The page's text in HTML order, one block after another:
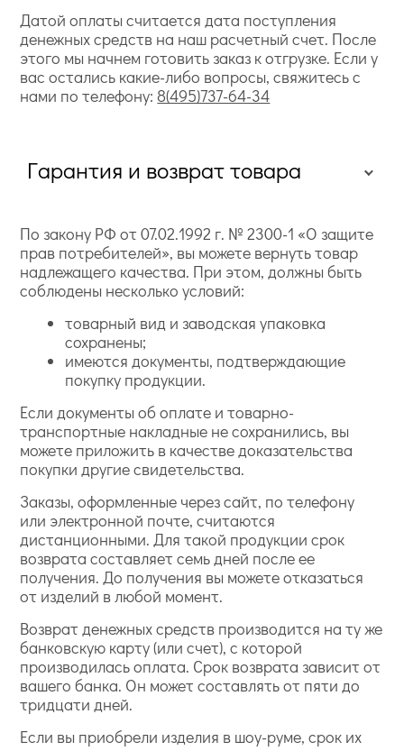
Датой оплаты считается дата поступления
денежных средств на наш расчетный счет. После
этого мы начнем готовить заказ к отгрузке. Если у
вас остались какие-либо вопросы, свяжитесь с
нами по телефону: 8(495)737-64-34
Гарантия и возврат товара
По закону РФ от 07.02.1992 г. № 2300-1 «О защите
прав потребителей», вы можете вернуть товар
надлежащего качества. При этом, должны быть
соблюдены несколько условий:
товарный вид и заводская упаковка
сохранены;
имеются документы, подтверждающие
покупку продукции.
Если документы об оплате и товарно-
транспортные накладные не сохранились, вы
можете приложить в качестве доказательства
покупки другие свидетельства.
Заказы, оформленные через сайт, по телефону
или электронной почте, считаются
дистанционными. Для такой продукции срок
возврата составляет семь дней после ее
получения. До получения вы можете отказаться
от изделий в любой момент.
Возврат денежных средств производится на ту же
банковскую карту (или счет), с которой
производилась оплата. Срок возврата зависит от
вашего банка. Он может составлять от пяти до
тридцати дней.
Если вы приобрели изделия в шоу-руме, срок их